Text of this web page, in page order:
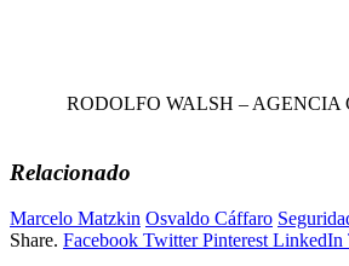
RODOLFO WALSH –
Relacionado
Marcelo Matzkin Osvaldo Cáffaro
Share. Facebook Twitter Pinterest LinkedIn